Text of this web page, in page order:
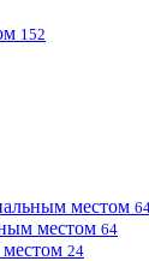
152
местом
местом 64
24